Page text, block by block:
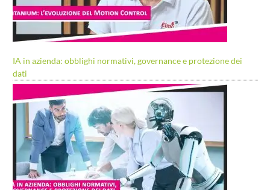
IA in azienda: obblighi normativi, governance e protezione dei
dati